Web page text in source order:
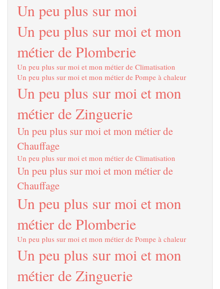
Un peu plus sur moi
Un peu plus sur moi et mon
métier de Plomberie
Un peu plus sur moi et mon métier de Climatisation
Un peu plus sur moi et mon métier de Pompe à chaleur
Un peu plus sur moi et mon
métier de Zinguerie
Un peu plus sur moi et mon métier de
Chauffage
Un peu plus sur moi et mon métier de Climatisation
Un peu plus sur moi et mon métier de
Chauffage
Un peu plus sur moi et mon
métier de Plomberie
Un peu plus sur moi et mon métier de Pompe à chaleur
Un peu plus sur moi et mon
métier de Zinguerie